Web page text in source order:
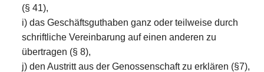
(§ 41),
i) das Geschäftsguthaben ganz oder teilweise durch
schriftliche Vereinbarung auf einen anderen zu
übertragen (§ 8),
j) den Austritt aus der Genossenschaft zu erklären (§7),